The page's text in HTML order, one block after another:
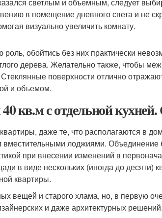
в помещение дневного света и не
визуально увеличить комнату.
обойтись без них практически
дерева. Желательно также, чтобы
поверхности отлично
и объемом.
кв.м с отдельной кухней.
даже те, что располагаются в
лоджиями. Объединение
при внесении изменений в
в виде нескольких (иногда до десяти)
квартиры.
вещей и старого хлама, но, в первую
и даже архитектурных решений.